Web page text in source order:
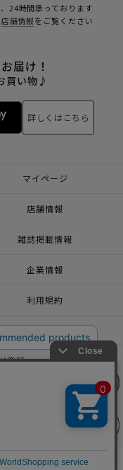
フェア
フェア
24時間承っております
店舗情報をご覧ください
届け！
買い物♪
詳しくはこちら
マイページ
店舗情報
雑誌掲載情報
企業情報
利用規約
一緒に働こう♪求人情報
登録
ALL Rights Reserved